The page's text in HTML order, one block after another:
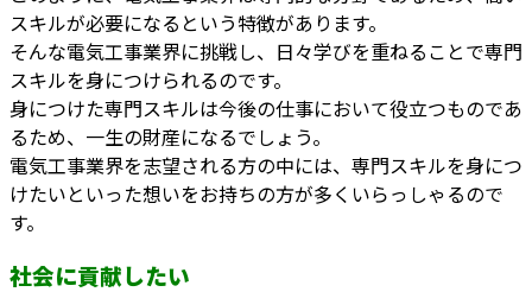
スキルが必要になるという特徴があります。
そんな電気工事業界に挑戦し、日々学びを重ねることで専門
スキルを身につけられるのです。
身につけた専門スキルは今後の仕事において役立つものであ
るため、一生の財産になるでしょう。
電気工事業界を志望される方の中には、専門スキルを身につ
けたいといった想いをお持ちの方が多くいらっしゃるので
す。
社会に貢献したい